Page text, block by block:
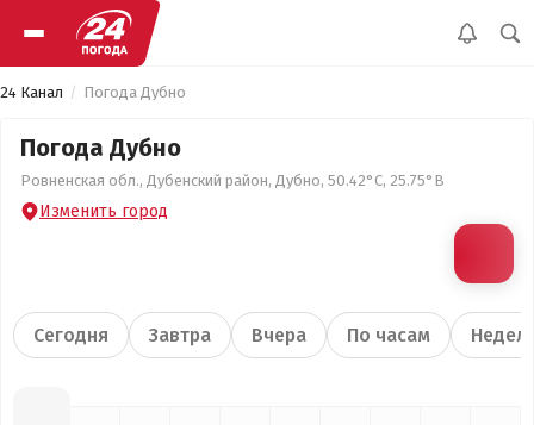
24 Канал Погода Дубно
Погода Дубно
Ровненская обл., Дубенский район, Дубно, 50.42°С, 25.75°В
Изменить город
Сегодня Завтра Вчера По часам